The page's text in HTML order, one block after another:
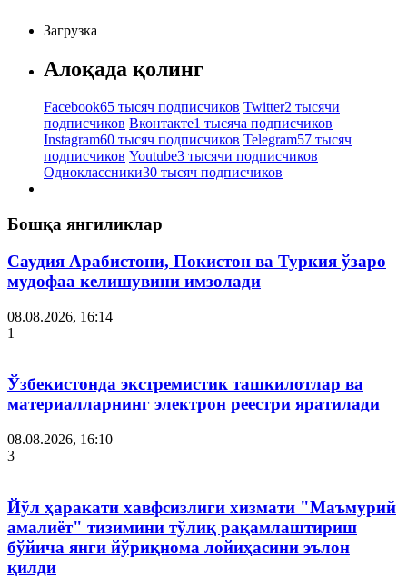
Загрузка
Алоқада қолинг
Facebook65 тысяч подписчиков Twitter2 тысячи
подписчиков Вконтакте1 тысяча подписчиков
Instagram60 тысяч подписчиков Telegram57 тысяч
подписчиков Youtube3 тысячи подписчиков
Одноклассники30 тысяч подписчиков
Бошқа янгиликлар
Саудия Арабистони, Покистон ва Туркия ўзаро
мудофаа келишувини имзолади
08.08.2026, 16:14
1
Ўзбекистонда экстремистик ташкилотлар ва
материалларнинг электрон реестри яратилади
08.08.2026, 16:10
3
Йўл ҳаракати хавфсизлиги хизмати "Маъмурий
амалиёт" тизимини тўлиқ рақамлаштириш
бўйича янги йўриқнома лойиҳасини эълон
қилди